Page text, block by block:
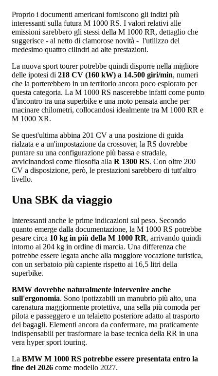
Proprio i documenti americani forniscono gli indizi più
interessanti sulla futura M 1000 RS. I valori relativi alle
emissioni sarebbero gli stessi della M 1000 RR, dettaglio che
suggerisce - al netto di clamorose novità - l'utilizzo del
medesimo quattro cilindri ad alte prestazioni.
La nuova sport tourer potrebbe quindi disporre nella migliore
delle ipotesi di 218 CV (160 kW) a 14.500 giri/min, numeri
che la porterebbero in un territorio ancora poco esplorato per
questa categoria. La M 1000 RS nascerebbe infatti come punto
d'incontro tra una superbike e una moto pensata anche per
macinare chilometri, collocandosi idealmente tra M 1000 RR e
M 1000 XR.
Se quest'ultima abbina 201 CV a una posizione di guida
rialzata e a un'impostazione da crossover, la RS dovrebbe
puntare su una configurazione più bassa e stradale,
avvicinandosi come filosofia alla R 1300 RS. Con oltre 200
CV a disposizione, però, le prestazioni sarebbero di tutt'altro
livello.
Una SBK da viaggio
Interessanti anche le prime indicazioni sul peso. Secondo
quanto emerge dalla documentazione, la M 1000 RS potrebbe
pesare circa 10 kg in più della M 1000 RR, arrivando quindi
intorno ai 204 kg in ordine di marcia. Una differenza che
potrebbe essere legata anche alla maggiore vocazione turistica,
con un serbatoio più capiente rispetto ai 16,5 litri della
superbike.
BMW dovrebbe naturalmente intervenire anche
sull'ergonomia. Sono ipotizzabili un manubrio più alto, una
carenatura maggiormente protettiva, una sella più comoda per
pilota e passeggero e un telaietto posteriore adatto al trasporto
dei bagagli. Elementi ancora da confermare, ma praticamente
indispensabili per trasformare la base tecnica della RR in una
vera hyper sport touring.
La BMW M 1000 RS potrebbe essere presentata entro la
fine del 2026 come modello 2027.